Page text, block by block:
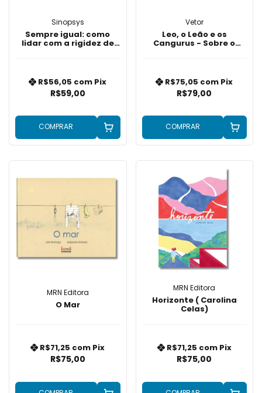
Sinopsys
Sempre igual: como
lidar com a rigidez de
R$59,00
R$56,05 com Pix
COMPRAR
Vetor
Leo, o Leão e os
Cangurus - Sobre o
R$79,00
R$75,05 com Pix
COMPRAR
MRN Editora
O Mar
R$75,00
R$71,25 com Pix
MRN Editora
Horizonte ( Carolina
Celas)
R$75,00
R$71,25 com Pix